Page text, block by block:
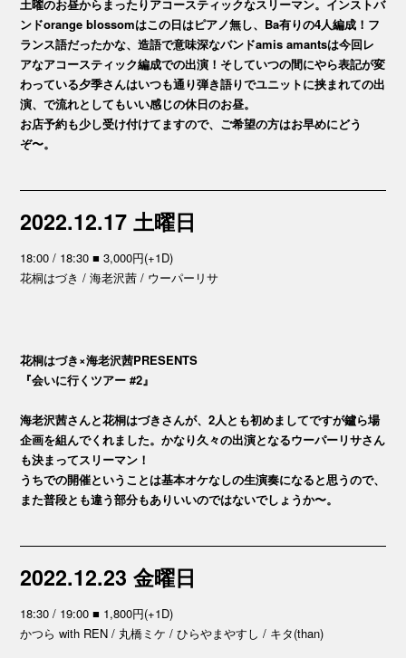
土曜のお昼からまったりアコースティックなスリーマン。インストバ
ンドorange blossomはこの日はピアノ無し、Ba有りの4人編成！フ
ランス語だったかな、造語で意味深なバンドamis amantsは今回レ
アなアコースティック編成での出演！そしていつの間にやら表記が変
わっている夕季さんはいつも通り弾き語りでユニットに挟まれての出
演、で流れとしてもいい感じの休日のお昼。
お店予約も少し受け付けてますので、ご希望の方はお早めにどう
ぞ〜。
2022.12.17 土曜日
18:00 / 18:30 ■ 3,000円(+1D)
花桐はづき / 海老沢茜 / ウーパーリサ
花桐はづき×海老沢茜PRESENTS
『会いに行くツアー #2』
海老沢茜さんと花桐はづきさんが、2人とも初めましてですが鑪ら場
企画を組んでくれました。かなり久々の出演となるウーパーリサさん
も決まってスリーマン！
うちでの開催ということは基本オケなしの生演奏になると思うので、
また普段とも違う部分もありいいのではないでしょうか〜。
2022.12.23 金曜日
18:30 / 19:00 ■ 1,800円(+1D)
かつら with REN / 丸橋ミケ / ひらやまやすし / キタ(than)